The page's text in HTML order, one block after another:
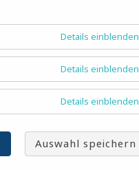
Weinfelden
Details einblenden
Details einblenden
Details einblenden
Auswahl speichern